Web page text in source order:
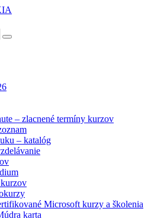
– zlacnené termíny kurzov
– katalóg
Microsoft kurzy a školenia
karta